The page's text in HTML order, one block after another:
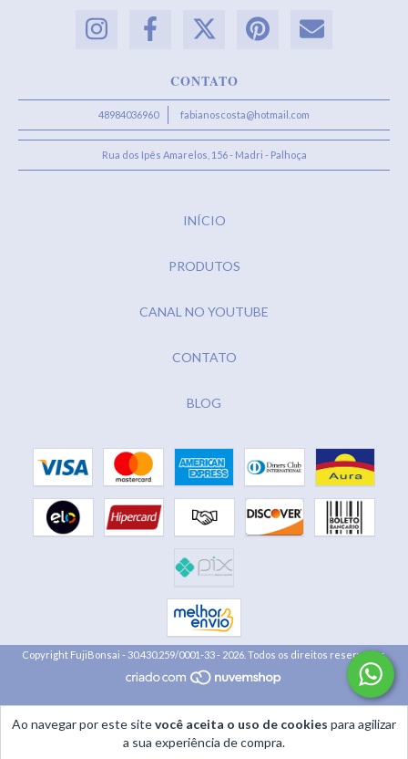
Ao navegar por este sitevocê aceita o uso de cookies para agilizar
a sua experiência de compra.
CONTATO
48984036960 fabianoscosta@hotmail.com
Rua dos Ipês Amarelos, 156 - Madri - Palhoça
INÍCIO
PRODUTOS
CANAL NO YOUTUBE
CONTATO
BLOG
Copyright FujiBonsai - 30.430.259/0001-33 - 2026. Todos os direitos reservados.